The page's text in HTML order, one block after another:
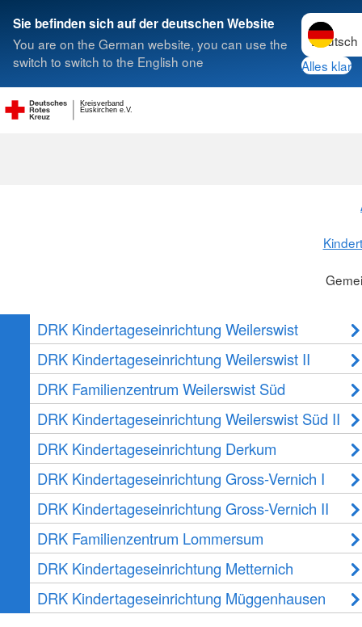
Sie befinden sich auf der deutschen Website
You are on the German website, you can use the
switch to switch to the English one
Sprache
Alles klar
Euskirchen e.V.
Kreisverband
Suche
DRK Kindertageseinrichtung Weilerswist
DRK Kindertageseinrichtung Weilerswist II
DRK Familienzentrum Weilerswist Süd
DRK Kindertageseinrichtung Weilerswist Süd II
DRK Kindertageseinrichtung Derkum
DRK Kindertageseinrichtung Gross-Vernich I
DRK Kindertageseinrichtung Gross-Vernich II
DRK Familienzentrum Lommersum
DRK Kindertageseinrichtung Metternich
DRK Kindertageseinrichtung Müggenhausen